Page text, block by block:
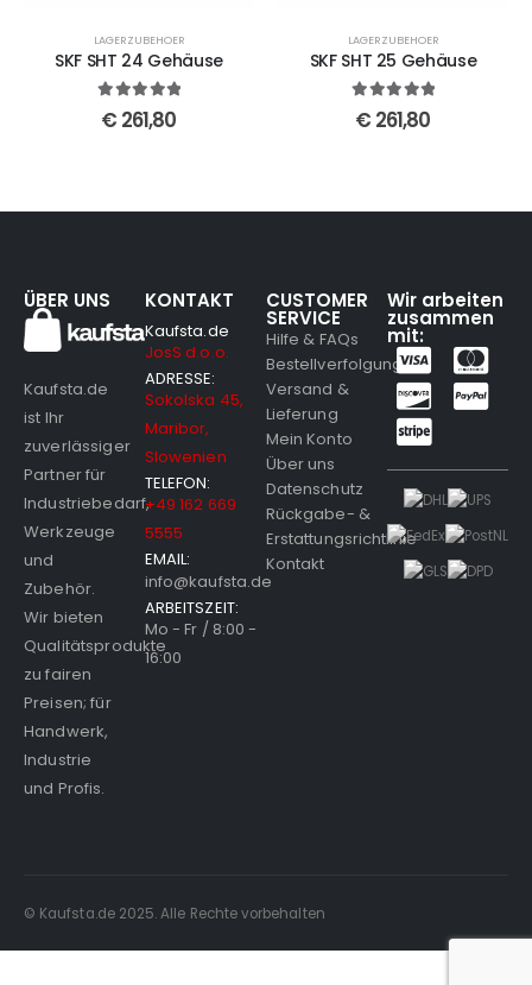
LAGERZUBEHOER
SKF SHT 24 Gehäuse
out of 5
€ 261,80
LAGERZUBEHOER
SKF SHT 25 Gehäuse
out of 5
€ 261,80
ÜBER UNS
Kaufsta.de
ist Ihr
zuverlässiger
Partner für
Industriebedarf,
Werkzeuge
und
Zubehör.
Wir bieten
Qualitätsprodukte
zu fairen
Preisen; für
Handwerk,
Industrie
und Profis.
KONTAKT
Kaufsta.de
JosS d.o.o.
ADRESSE:
Sokolska 45,
Maribor,
Slowenien
TELEFON:
+49 162 669
5555
EMAIL:
info@kaufsta.de
ARBEITSZEIT:
Mo - Fr / 8:00 -
16:00
CUSTOMER
SERVICE
Hilfe & FAQs
Bestellverfolgung
Versand &
Lieferung
Mein Konto
Über uns
Datenschutz
Rückgabe- &
Erstattungsrichtlinie
Kontakt
Wir arbeiten
zusammen
mit:
© Kaufsta.de 2025. Alle Rechte vorbehalten